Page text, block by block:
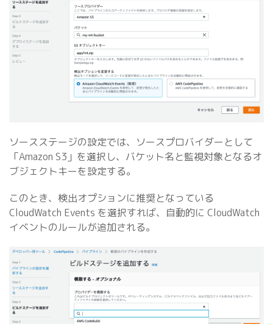
ソースステージの設定では、ソースプロバイダーとして
「Amazon S3」を選択し、バケット名と監視対象となるオ
ブジェクトキーを設定する。
このとき、検出オプションに推奨となっている
CloudWatch Events を選択すれば、自動的に CloudWatch
イベントのルールが追加される。